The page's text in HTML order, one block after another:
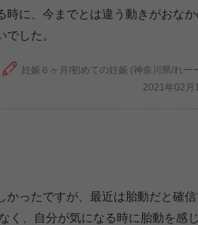
に、今までとは違う動きがおな
した。
妊娠６ヶ月/初めての妊娠 (神奈川県/れー
2021年02月
ったですが、最近は胎動だと確信
く、自分が気になる時に胎動を感